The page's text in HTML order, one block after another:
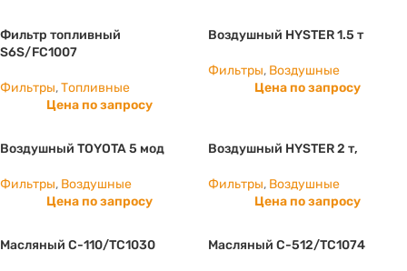
Фильтр топливный
S6S/FC1007
Фильтры,Топливные
Цена по запросу
Воздушный HYSTER 1.5 т
Фильтры, Воздушные
Цена по запросу
Воздушный TOYOTA 5 мод
Фильтры, Воздушные
Цена по запросу
Воздушный HYSTER 2 т,
Фильтры, Воздушные
Цена по запросу
Масляный C-110/ТС1030 Масляный C-512/ТС1074